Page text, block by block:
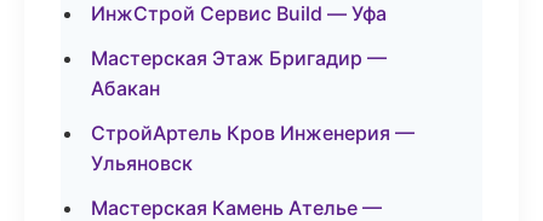
ИнжСтрой Сервис Build — Уфа
Мастерская Этаж Бригадир —
Абакан
СтройАртель Кров Инженерия —
Ульяновск
Мастерская Камень Ателье —